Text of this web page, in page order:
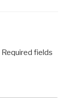
Required fields